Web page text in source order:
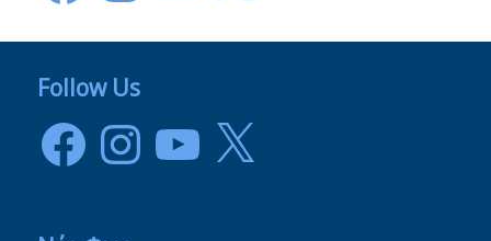
Follow Us
FacebookInstagramYouTube
X